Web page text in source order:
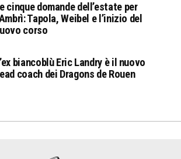
cinque domande dell’estate per
Tapola, Weibel e l’inizio del
corso
biancoblù Eric Landry è il nuovo
coach dei Dragons de Rouen